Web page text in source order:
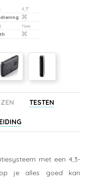
4,3"
Nee
TESTEN
met een 4,3-
je alles goed kan